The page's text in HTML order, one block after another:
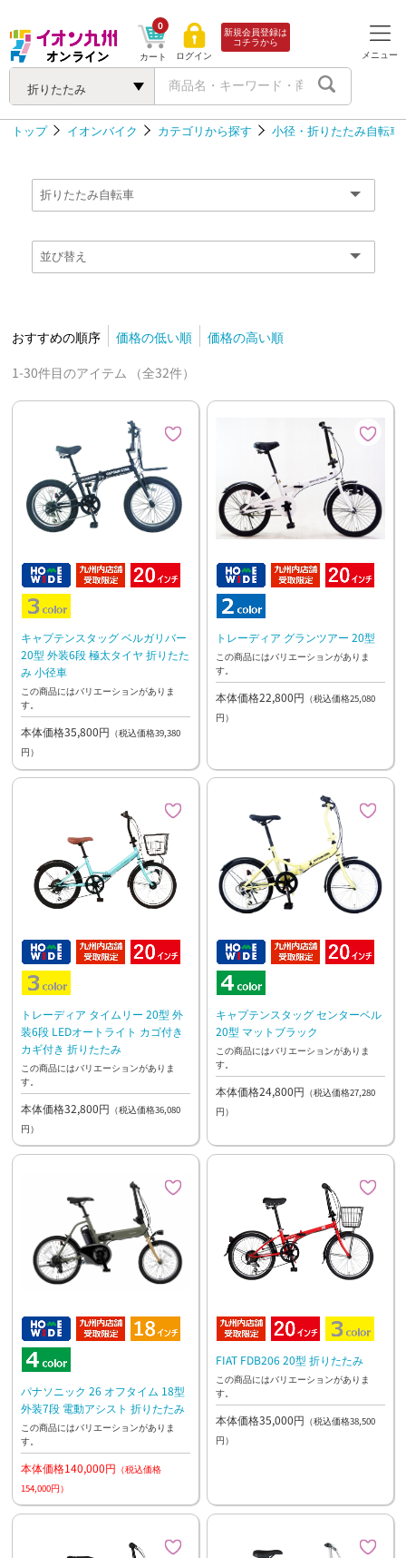
折りたたみ
カート
0
ログイン
新規会員登録は
コチラから
メニュー
トップ イオンバイク カテゴリから探す 小径・折りたたみ自転車
おすすめの順序 価格の低い順
価格の高い順
1-30件目のアイテム （全32件）
キャプテンスタッグ ベルガリバー
20型 外装6段 極太タイヤ 折りたた
み 小径車
この商品にはバリエーションがありま
す。
本体価格35,800円 （税込価格39,380
円）
トレーディア グランツアー 20型
この商品にはバリエーションがありま
す。
本体価格22,800円 （税込価格25,080
円）
トレーディア タイムリー 20型 外
装6段 LEDオートライト カゴ付き
カギ付き 折りたたみ
この商品にはバリエーションがありま
す。
本体価格32,800円 （税込価格36,080
円）
キャプテンスタッグ センターベル
20型 マットブラック
この商品にはバリエーションがありま
す。
本体価格24,800円 （税込価格27,280
円）
パナソニック 26 オフタイム 18型
外装7段 電動アシスト 折りたたみ
この商品にはバリエーションがありま
す。
本体価格140,000円 （税込価格
154,000円）
FIAT FDB206 20型 折りたたみ
この商品にはバリエーションがありま
す。
本体価格35,000円 （税込価格38,500
円）